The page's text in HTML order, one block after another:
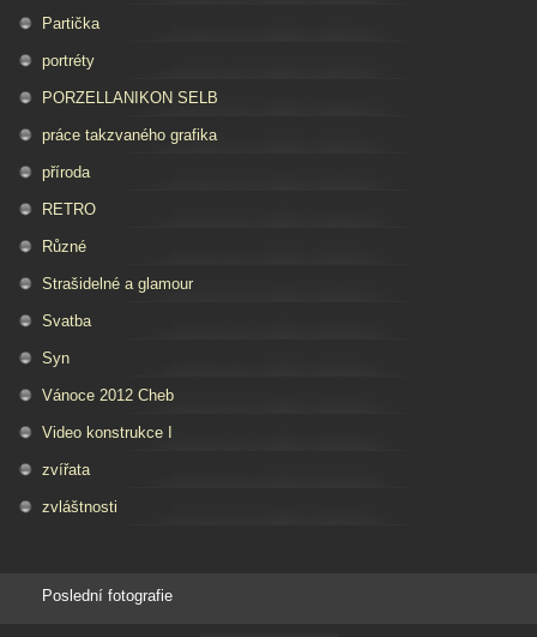
Partička
portréty
PORZELLANIKON SELB
práce takzvaného grafika
příroda
RETRO
Různé
Strašidelné a glamour
Svatba
Syn
Vánoce 2012 Cheb
Video konstrukce I
zvířata
zvláštnosti
Poslední fotografie